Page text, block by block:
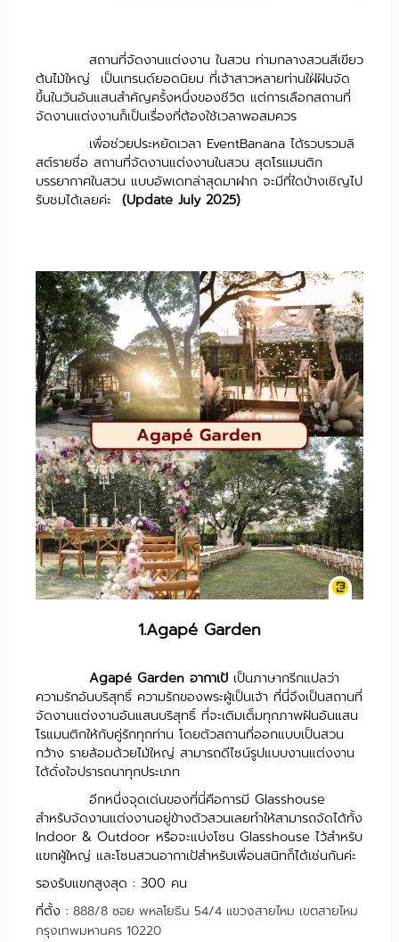
สถานที่จัดงานแต่งงาน ในสวน ท่ามกลางสวนสีเขียว
ต้นไม้ใหญ่ เป็นเทรนด์ยอดนิยม ที่เจ้าสาวหลายท่านใฝ่ฝันจัด
ขึ้นในวันอันแสนสำคัญครั้งหนึ่งของชีวิต แต่การเลือกสถานที่
จัดงานแต่งงานก็เป็นเรื่องที่ต้องใช้เวลาพอสมควร
เพื่อช่วยประหยัดเวลา EventBanana ได้รวบรวมลิ
สต์รายชื่อ สถานที่จัดงานแต่งงานในสวน สุดโรแมนติก
บรรยากาศในสวน แบบอัพเดทล่าสุดมาฝาก จะมีที่ใดบ้างเชิญไป
รับชมได้เลยค่ะ (Update July 2025)
1.Agapé Garden
Agapé Garden อากาเป้ เป็นภาษากรีกแปลว่า
ความรักอันบริสุทธิ์ ความรักของพระผู้เป็นเจ้า ที่นี่จึงเป็นสถานที่
จัดงานแต่งงานอันแสนบริสุทธิ์ ที่จะเติมเต็มทุกภาพฝันอันแสน
โรแมนติกให้กับคู่รักทุกท่าน โดยตัวสถานที่ออกแบบเป็นสวน
กว้าง รายล้อมด้วยไม้ใหญ่ สามารถดีไซน์รูปแบบงานแต่งงาน
ได้ดั่งใจปรารถนาทุกประเภท
อีกหนึ่งจุดเด่นของที่นี่คือการมี Glasshouse
สำหรับจัดงานแต่งงานอยู่ข้างตัวสวนเลยทำให้สามารถจัดได้ทั้ง
Indoor & Outdoor หรือจะแบ่งโซน Glasshouse ไว้สำหรับ
แขกผู้ใหญ่ และโซนสวนอากาเป้สำหรับเพื่อนสนิทก็ได้เช่นกันค่ะ
​รองรับแขกสูงสุด : 300 คน
ที่ตั้ง : 888/8 ซอย พหลโยธิน 54/4 แขวงสายไหม เขตสายไหม
กรุงเทพมหานคร 10220